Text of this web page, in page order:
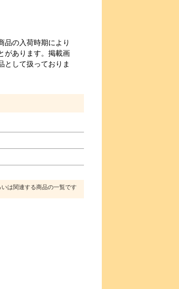
品の入荷時期により
があります。掲載画
として扱っておりま
は関連する商品の一覧です